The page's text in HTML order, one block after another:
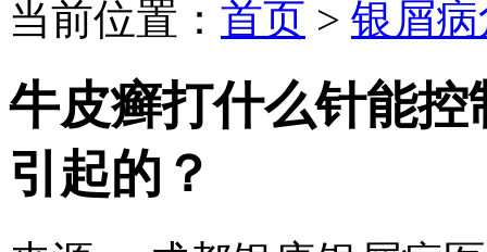
当前位置： 首页 > 银屑
牛皮癣打什么针能
引起的？